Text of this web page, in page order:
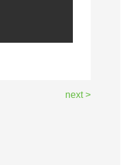
next >